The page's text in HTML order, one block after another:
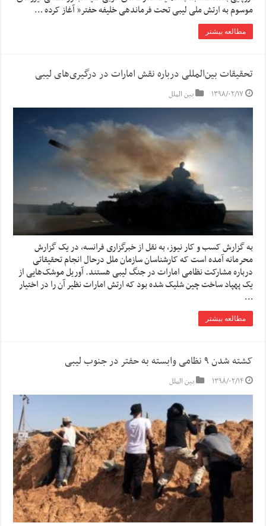
موسوم به ارتش ملی لیبی تحت فرماندهی خلیفه حفتر” آغاز کرده …
مطالعه بیشتر
تحقیقات بین‌المللی درباره نقش امارات در درگیری‌های لیبی
۱۳۹۸/۰۲/۱۷ بین الملل
به گزارش کسب و کار نیوز، به نقل از خبرگزاری فرانسه، در یک گزارش
محرمانه آمده است که کارشناسان سازمان ملل درحال انجام تحقیقاتی
درباره مشارکت نظامی امارات در جنگ لیبی هستند. آوریل موشک‌هایی از
یک پهپاد ساخت چین شلیک شده بود که ارتش امارات نظیر آن را در اختیار
…
مطالعه بیشتر
کشته شدن ۹ نظامی وابسته به حفتر در جنوب لیبی
۱۳۹۸/۰۲/۱۴ بین الملل